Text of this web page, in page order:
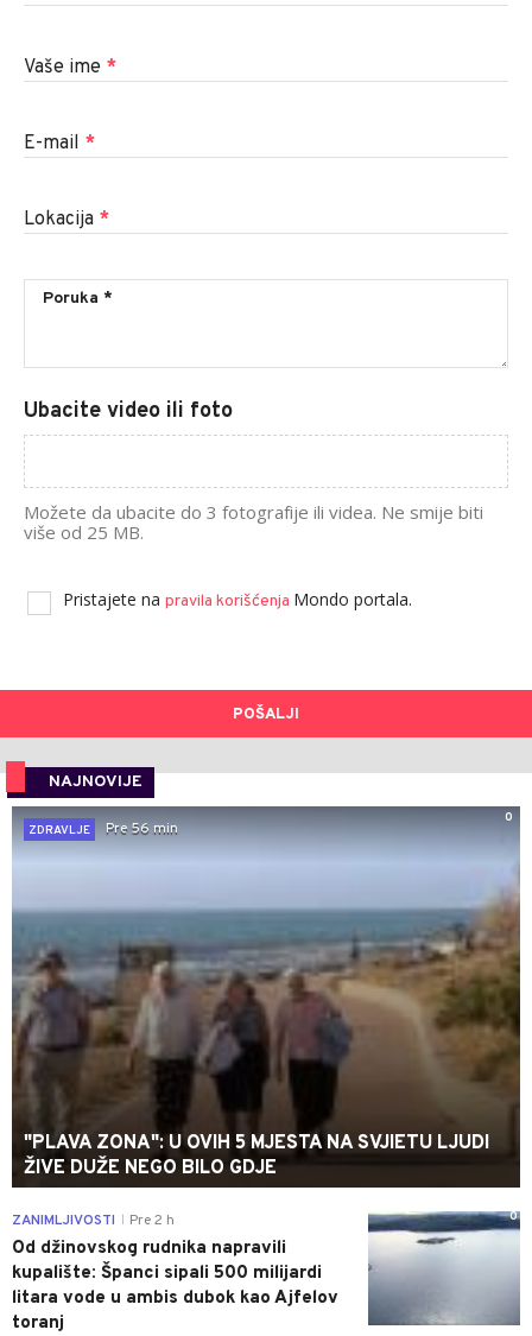
Vaše ime *
E-mail *
Lokacija *
Ubacite video ili foto
Možete da ubacite do 3 fotografije ili videa. Ne smije biti
više od 25 MB.
Pristajete na pravila korišćenja Mondo portala.
POŠALJI
NAJNOVIJE
0
ZDRAVLJE
Pre 56 min
"PLAVA ZONA": U OVIH 5 MJESTA NA SVJIETU LJUDI
ŽIVE DUŽE NEGO BILO GDJE
0
ZANIMLJIVOSTI Pre 2 h
Od džinovskog rudnika napravili
kupalište: Španci sipali 500 milijardi
litara vode u ambis dubok kao Ajfelov
toranj